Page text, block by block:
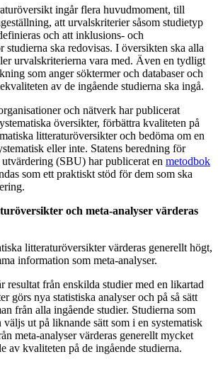
ingår flera huvudmoment, till
att urvalskriterier såsom studietyp
och att inklusions- och
ska redovisas. I översikten ska alla
urvalskriterierna vara med. Även en tydligt
som anger söktermer och databaser och
av de ingående studierna ska ingå.
och nätverk har publicerat
översikter, förbättra kvaliteten på
litteraturöversikter och bedöma om en
eller inte. Statens beredning för
(SBU) har publicerat en metodbok
som ett praktiskt stöd för dem som ska
och meta-analyser värderas
litteraturöversikter värderas generellt högt,
information som meta-analyser.
resultat från enskilda studier med en likartad
görs nya statistiska analyser och på så sätt
från alla ingående studier. Studierna som
väljs ut på liknande sätt som i en systematisk
meta-analyser värderas generellt mycket
av kvaliteten på de ingående studierna.